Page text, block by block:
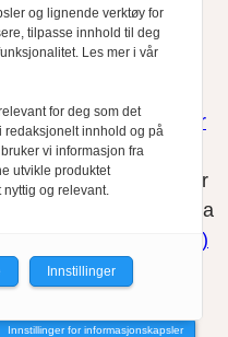
og
Vær
presseskikk, som
har ikke ansvar
som det lenkes til fra
(cookies)
Innstillinger for informasjonskapsler
og lignende verktøy for
tilpasse innhold til deg
Les mer i vår
for deg som det
innhold og på
vi informasjon fra
utvikle produktet
nyttig og relevant.
Innstillinger